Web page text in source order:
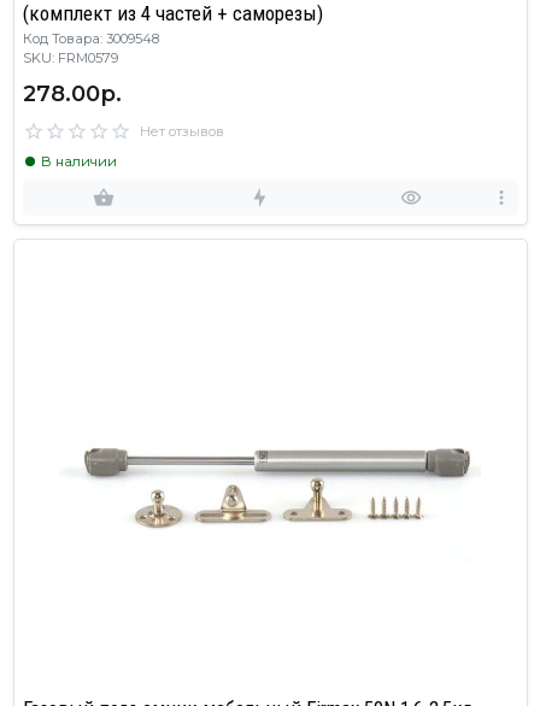
(комплект из 4 частей + саморезы)
Код Товара: 3009548
SKU: FRM0579
278.00р.
Нет отзывов
В наличии